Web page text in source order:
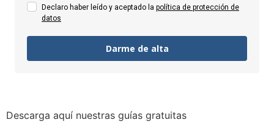
Declaro haber leído y aceptado la política de protección de
datos
Darme de alta
Descarga aquí nuestras guías gratuitas